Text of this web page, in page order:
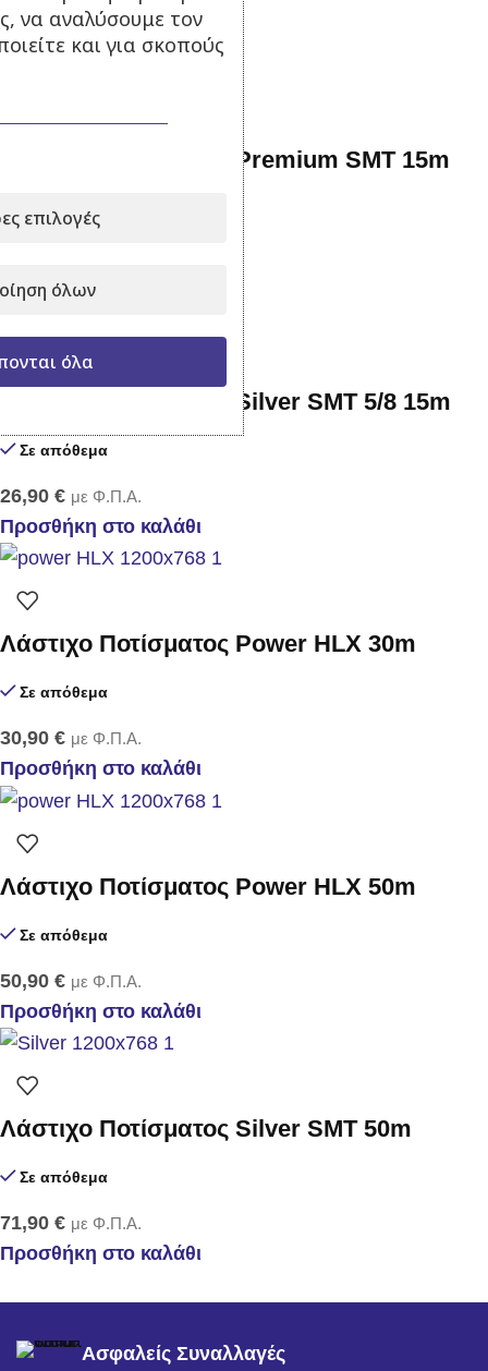
17,10€ με Φ.Π.Α.
Προσθήκη στο καλάθι
Λάστιχο Ποτίσματος Premium SMT 15m
Σε απόθεμα
Προσθήκη στο καλάθι
Λάστιχο Ποτίσματος Silver SMT 5/8 15m
Σε απόθεμα
26,90 € με Φ.Π.Α.
Προσθήκη στο καλάθι
Λάστιχο Ποτίσματος Power HLX 30m
Σε απόθεμα
30,90 € με Φ.Π.Α.
Προσθήκη στο καλάθι
Λάστιχο Ποτίσματος Power HLX 50m
Σε απόθεμα
50,90 € με Φ.Π.Α.
Προσθήκη στο καλάθι
Λάστιχο Ποτίσματος Silver SMT 50m
Σε απόθεμα
71,90 € με Φ.Π.Α.
Προσθήκη στο καλάθι
Ασφαλείς Συναλλαγές
να αναλύσουμε τον
και για σκοπούς
επιλογές
όλων
όλα